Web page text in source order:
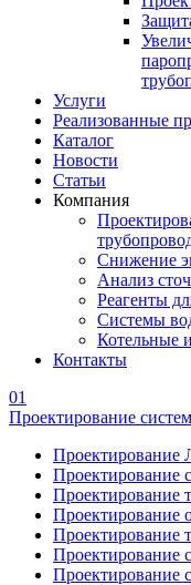
Услуги
Реализованные
Каталог
Новости
Статьи
Компания
Снижение
Анализ
Реагенты
Системы
Котельные
Контакты
01
Проектирование
Проектирование
Проектирование
Проектирование
Проектирование
Проектирование
Проектирование
Проектирование